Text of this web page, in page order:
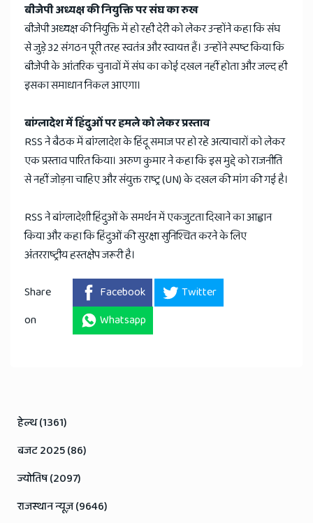
बीजेपी अध्यक्ष की नियुक्ति पर संघ का रुख
बीजेपी अध्यक्ष की नियुक्ति में हो रही देरी को लेकर उन्होंने कहा कि संघ
से जुड़े 32 संगठन पूरी तरह स्वतंत्र और स्वायत्त हैं। उन्होंने स्पष्ट किया कि
बीजेपी के आंतरिक चुनावों में संघ का कोई दखल नहीं होता और जल्द ही
इसका समाधान निकल आएगा।
बांग्लादेश में हिंदुओं पर हमले को लेकर प्रस्ताव
RSS ने बैठक में बांग्लादेश के हिंदू समाज पर हो रहे अत्याचारों को लेकर
एक प्रस्ताव पारित किया। अरुण कुमार ने कहा कि इस मुद्दे को राजनीति
से नहीं जोड़ना चाहिए और संयुक्त राष्ट्र (UN) के दखल की मांग की गई है।
RSS ने बांग्लादेशी हिंदुओं के समर्थन में एकजुटता दिखाने का आह्वान
किया और कहा कि हिंदुओं की सुरक्षा सुनिश्चित करने के लिए
अंतरराष्ट्रीय हस्तक्षेप जरूरी है।
Share
on
Facebook
Twitter
Whatsapp
हेल्थ (1361)
बजट 2025 (86)
ज्योतिष (2097)
राजस्थान न्यूज़ (9646)